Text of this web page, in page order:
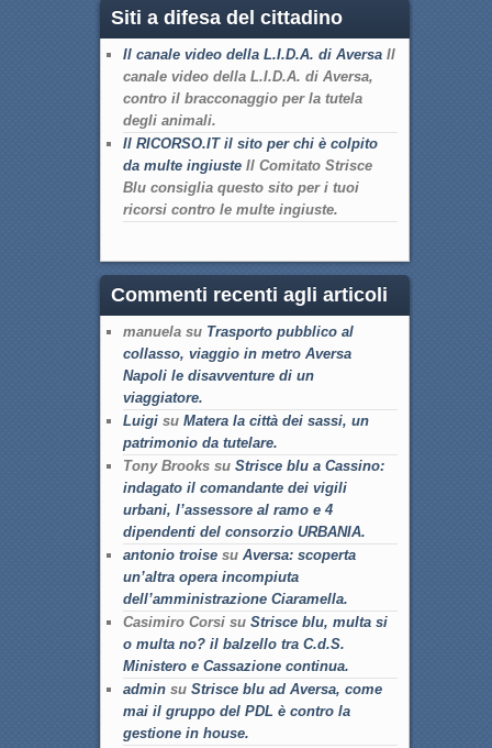
Siti a difesa del cittadino
Il canale video della L.I.D.A. di AversaIl
canale video della L.I.D.A. di Aversa,
contro il bracconaggio per la tutela
degli animali.
Il RICORSO.IT il sito per chi è colpito
da multe ingiusteIl Comitato Strisce
Blu consiglia questo sito per i tuoi
ricorsi contro le multe ingiuste.
Commenti recenti agli articoli
manuela su Trasporto pubblico al
collasso, viaggio in metro Aversa
Napoli le disavventure di un
viaggiatore.
Luigisu Matera la città dei sassi, un
patrimonio da tutelare.
Tony Brooks su Strisce blu a Cassino:
indagato il comandante dei vigili
urbani, l’assessore al ramo e 4
dipendenti del consorzio URBANIA.
antonio troisesu Aversa: scoperta
un’altra opera incompiuta
dell’amministrazione Ciaramella.
Casimiro Corsi su Strisce blu, multa si
o multa no? il balzello tra C.d.S.
Ministero e Cassazione continua.
adminsu Strisce blu ad Aversa, come
mai il gruppo del PDL è contro la
gestione in house.